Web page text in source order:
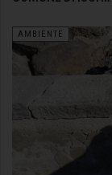
AMBIENTE